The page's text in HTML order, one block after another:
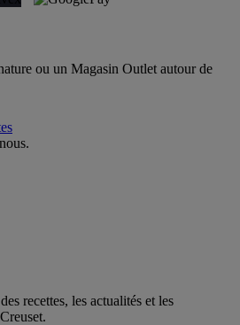
ou un Magasin Outlet autour de
recettes, les actualités et les